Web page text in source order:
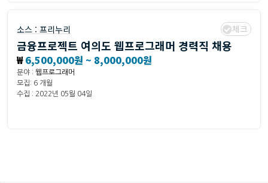
소스 : 프리누리 체크
금융프로젝트 여의도 웹프로그래머 경력직 채용
₩6,500,000원 ~ 8,000,000원
분야 : 웹프로그래머
모집: 6 개월
수집 : 2022년 05월 04일